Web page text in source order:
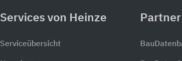
Services von Heinze
Serviceübersicht